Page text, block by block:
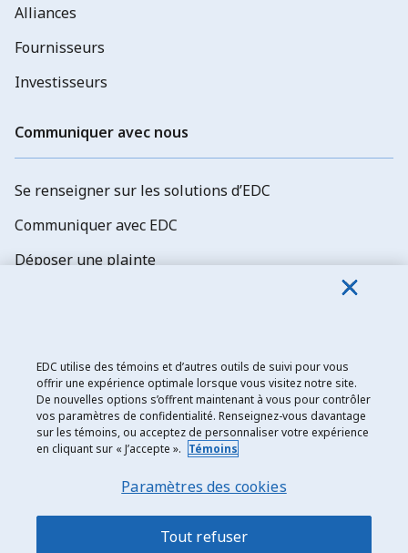
Alliances
Fournisseurs
Investisseurs
Communiquer avec nous
Se renseigner sur les solutions d’EDC
Communiquer avec EDC
Déposer une plainte
Énoncé de confidentialité
Transparence et divulgation
EDC utilise des témoins et d’autres outils de suivi pour vous
offrir une expérience optimale lorsque vous visitez notre site.
De nouvelles options s’offrent maintenant à vous pour contrôler
vos paramètres de confidentialité. Renseignez-vous davantage
sur les témoins, ou acceptez de personnaliser votre expérience
en cliquant sur « J’accepte ». Témoins
Paramètres des cookies
Tout refuser